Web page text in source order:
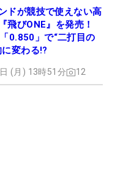
ドが競技で使えない高
飛びONE』を発売！
0.850」で“二打目の
変わる!?
(月) 13時51分 12